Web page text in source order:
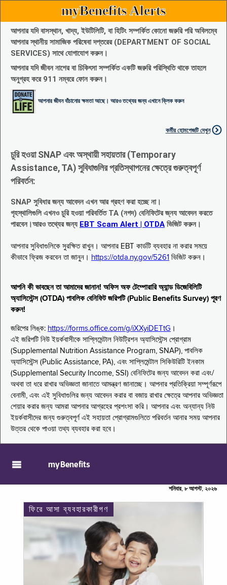
myBenefits Alerts
আপনার যদি বাসস্থান, খাদ্য, ইউটিলিটি, বা হিটিং সম্পর্কিত কোনো জরুরি পরি অবিলম্বে
আপনার স্থানীয় সামাজিক পরিষেবা দপ্তরের (DEPARTMENT OF SOCIAL
SERVICES) সাথে যোগাযোগ করুন।
আপনার যদি জীবন নাশের বা চিকিৎসা সম্পর্কিত একটি জরুরি পরিস্থিতি থাকে তাহলে
অনুগ্রহ করে 911 নম্বরে ফোন করুন।
আপনার জীবন বাঁচানোর ক্ষমতা আছে। আরও তথ্যের জন্য এখানে ক্লিক করুন
কর্মীর হোমপেজটি দেখুন
চুরি হওয়া SNAP এবং অস্থায়ী সহায়তার (Temporary
Assistance, TA) সুবিধাগুলির প্রতিস্থাপনের ক্ষেত্রে গুরুত্বপূর্ণ
পরিবর্তন:
SNAP সুবিধার জন্য আবেদন এখন আর গ্রহণ করা হচ্ছে না।
গৃহস্থালিগুলি এখনও চুরি হওয়া পরিবর্তিত TA (নগদ) বেনিফিটের জ্নয আবেদন করতে
পারবেন।আরও তথ্যের জন্য EBT Scam Alert | OTDA ভিজিট করুন।
আপনার সুবিধাগুলিকে সুরক্ষিত রাখুন। আপনার EBT কার্ডটি ব্যবহার না করার সময়ে
কীভাবে ফ্রিজ করবেন তা জানুন। https://otda.ny.gov/5261 ভিজিট করুন।
আপনি কী ভাবছেন তা আমাদের জানান! অফিস অফ টেম্পোরারি অ্যান্ড ডিজেবিলিটি
অ্যাসিস্টেন্স (OTDA) পাবলিক বেনিফিট জরিপটি (Public Benefits Survey) পূরণ
করুন!
জরিপের লিঙ্ক: https://forms.office.com/g/iXXyiDETtG ।
এই জরিপটি নিউ ইয়র্কবাসীকে সাপ্লিমেন্টাল নিউট্রিশন অ্যাসিস্টেন্স প্রোগ্রাম
(Supplemental Nutrition Assistance Program, SNAP), পাবলিক
অ্যাসিস্টেন্স (Public Assistance, PA), এবং সাপ্লিমেন্টাল সিকিউরিটি ইনকাম
(Supplemental Security Income, SSI) বেনিফিটের জন্য আবেদন করা এবং/
অথবা তা ধরে রাখার অভিজ্ঞতা জানাতে আমন্ত্রণ জানাচ্ছে। আপনার প্রতিক্রিয়া সম্পূর্ণরূপে
বেনামী, এবং এই সুবিধাগুলির জন্য আবেদন করার বা বজায় রাখার ক্ষেত্রে আপনার অভিজ্ঞতা
শেয়ার করার জন্য আমরা আপনার আগ্রহের প্রশংসা করি। আপনার এবং অন্যান্য নিউ
ইয়র্কবাসীদের জন্য গুরুত্বপূর্ণ এই সহায়তা প্রোগ্রামগুলিতে পরিবর্তন আনার সময় আপনার
উত্তর থেকে পাওয়া তথ্য ব্যবহার করা হবে।
myBenefits
শনিবার, ৮ আগস্ট, ২০২৬
ফিরে আসা ব্যবহারকারীগণ